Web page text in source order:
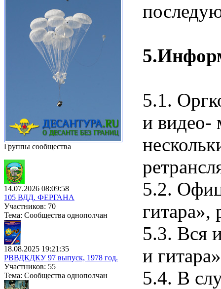
Группы сообщества
14.07.2026 08:09:58
105 ВДД. ФЕРГАНА
Участников: 70
Тема: Сообщества однополчан
18.08.2025 19:21:35
РВВДКДКУ 97 выпуск, 1978 год.
Участников: 55
Тема: Сообщества однополчан
5.1.
и видео-
5.2.
5.3. Вся
и
5.4. В